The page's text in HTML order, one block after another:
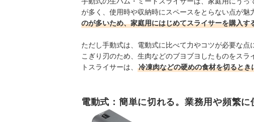
が多く、使用時や収納時にスペースをとらない点が魅
のが多いため、家庭用にはじめてスライサーを購入す
ただし手動式は、電動式に比べて力やコツが必要な
こぎり刃のため、生肉などのブヨブヨしたものをス
トスライサーは、
冷凍肉などの硬めの食材を切るとき
電動式：簡単に切れる。業務用や頻繁